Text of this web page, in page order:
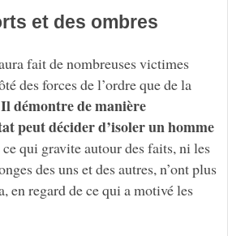
et des ombres
fait de nombreuses victimes
des forces de l’ordre que de la
Il démontre de manière
peut décider d’isoler un homme
qui gravite autour des faits, ni les
des uns et des autres, n’ont plus
en regard de ce qui a motivé les